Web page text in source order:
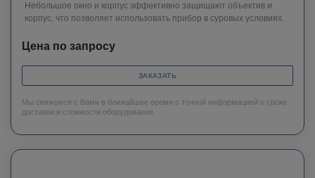
Небольшое окно и корпус эффективно защищают объектив и
корпус, что позволяет использовать прибор в суровых условиях.
Цена по запросу
ЗАКАЗАТЬ
Мы свяжемся с Вами в ближайшее время с точной информацией о сроке
доставки и стоимости оборудования.